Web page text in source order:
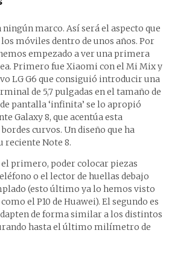
marco. Así será el aspecto que
móviles dentro de unos años. Por
empezado a ver una primera
Primero fue Xiaomi con el Mi Mix y
LG G6 que consiguió introducir una
de 5,7 pulgadas en el tamaño de
pantalla ‘infinita’ se lo apropió
Galaxy 8, que acentúa esta
curvos. Un diseño que ha
reciente Note 8.
primero, poder colocar piezas
o el lector de huellas debajo
(esto último ya lo hemos visto
el P10 de Huawei). El segundo es
de forma similar a los distintos
hasta el último milímetro de